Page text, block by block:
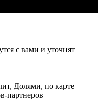
с вами и уточнят
Долями, по карте
партнеров